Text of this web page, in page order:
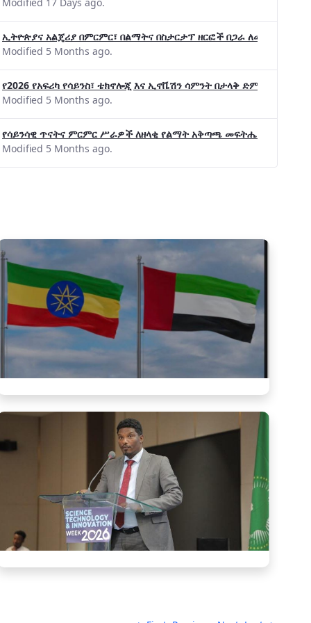
ኢትዮጵያና አልጄሪያ በምርምር፣ በልማትና በስታርታፕ ዘርፎች በጋራ ለመስራት መከሩ፡፡
Modified 5 Months ago.
የ2026 የአፍሪካ የሳይንስ፣ ቴክኖሎጂ እና ኢኖቬሽን ሳምንት በታላቅ ድምቀት
Modified 5 Months ago.
የሳይንሳዊ ጥናትና ምርምር ሥራዎች ለዘላቂ የልማት አቅጣጫ መፍትሔ ጠቋሚ
Modified 5 Months ago.